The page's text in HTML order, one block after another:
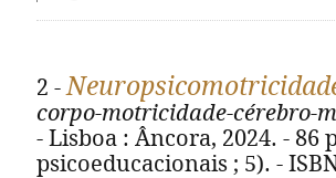
2 -
corpo-motricidade-cérebro-
- Lisboa : Âncora, 2024. - 86
psicoeducacionais ; 5). -